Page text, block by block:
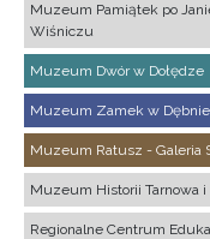
Muzeum Pamiątek po
Wiśniczu
Muzeum Dwór w Dołędze
Muzeum Zamek w Dębnie
Muzeum Ratusz - Galeria
Muzeum Historii Tarnowa i
Regionalne Centrum